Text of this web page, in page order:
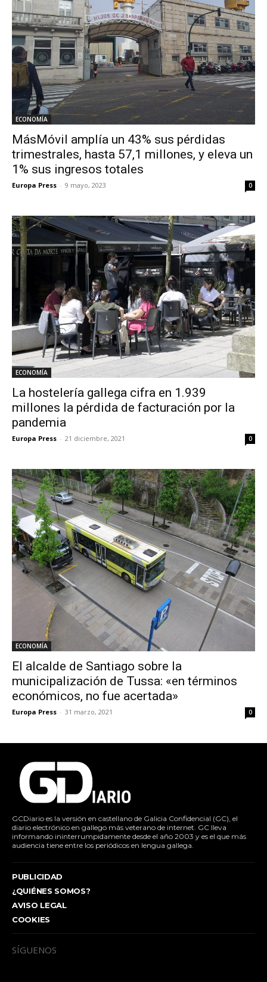
ECONOMÍA
MásMóvil amplía un 43% sus pérdidas
trimestrales, hasta 57,1 millones, y eleva un
1% sus ingresos totales
Europa Press - 9 mayo, 2023 0
ECONOMÍA
La hostelería gallega cifra en 1.939
millones la pérdida de facturación por la
pandemia
Europa Press - 21 diciembre, 2021 0
ECONOMÍA
El alcalde de Santiago sobre la
municipalización de Tussa: «en términos
económicos, no fue acertada»
Europa Press - 31 marzo, 2021 0
GCDiario es la versión en castellano de Galicia Confidencial (GC), el
diario electrónico en gallego más veterano de internet. GC lleva
informando ininterrumpidamente desde el año 2003 y es el que más
audiencia tiene entre los periódicos en lengua gallega.
PUBLICIDAD
¿QUIÉNES SOMOS?
AVISO LEGAL
COOKIES
SÍGUENOS